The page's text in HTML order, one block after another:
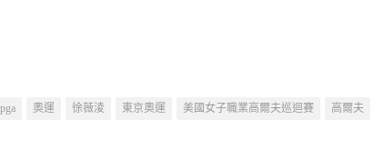
奧運 徐薇淩 東京奧運 美國女子職業高爾夫巡迴賽 高爾夫